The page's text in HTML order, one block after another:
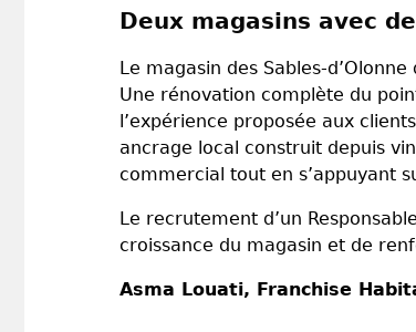
Deux magasins avec
Le magasin des Sables-
Une rénovation complète du
l’expérience proposée aux
ancrage local construit depuis
commercial tout en s’appuyant
Le recrutement d’un
croissance du magasin et de
Asma Louati, Franchise